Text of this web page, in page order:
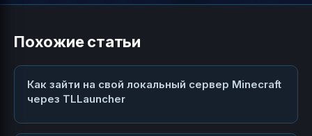
Похожие статьи
Как зайти на свой локальный сервер Minecraft
через TLLauncher